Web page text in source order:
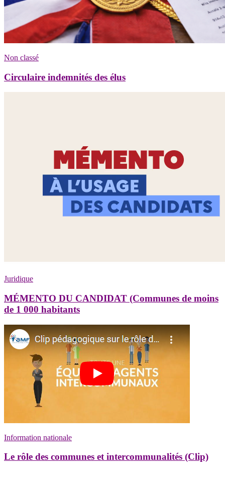
Non classé
Circulaire indemnités des élus
Juridique
MÉMENTO DU CANDIDAT (Communes de moins
de 1 000 habitants
Information nationale
Le rôle des communes et intercommunalités (Clip)